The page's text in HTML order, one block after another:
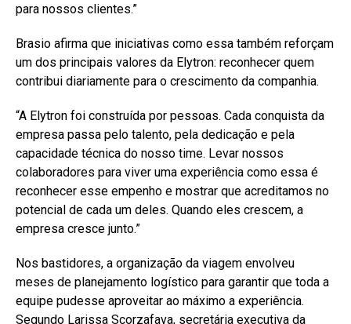
para nossos clientes.”
Brasio afirma que iniciativas como essa também reforçam
um dos principais valores da Elytron: reconhecer quem
contribui diariamente para o crescimento da companhia.
“A Elytron foi construída por pessoas. Cada conquista da
empresa passa pelo talento, pela dedicação e pela
capacidade técnica do nosso time. Levar nossos
colaboradores para viver uma experiência como essa é
reconhecer esse empenho e mostrar que acreditamos no
potencial de cada um deles. Quando eles crescem, a
empresa cresce junto.”
Nos bastidores, a organização da viagem envolveu
meses de planejamento logístico para garantir que toda a
equipe pudesse aproveitar ao máximo a experiência.
Segundo Larissa Scorzafava, secretária executiva da